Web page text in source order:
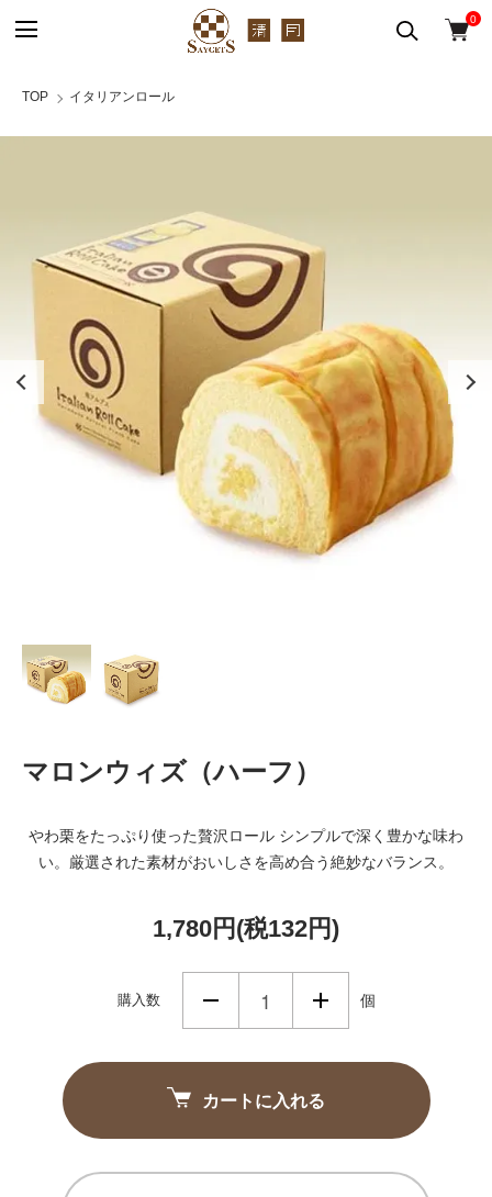
0
TOP イタリアンロール
マロンウィズ（ハーフ）
やわ栗をたっぷり使った贅沢ロール シンプルで深く豊かな味わ
い。厳選された素材がおいしさを高め合う絶妙なバランス。
1,780円(税132円)
購入数 個
カートに入れる